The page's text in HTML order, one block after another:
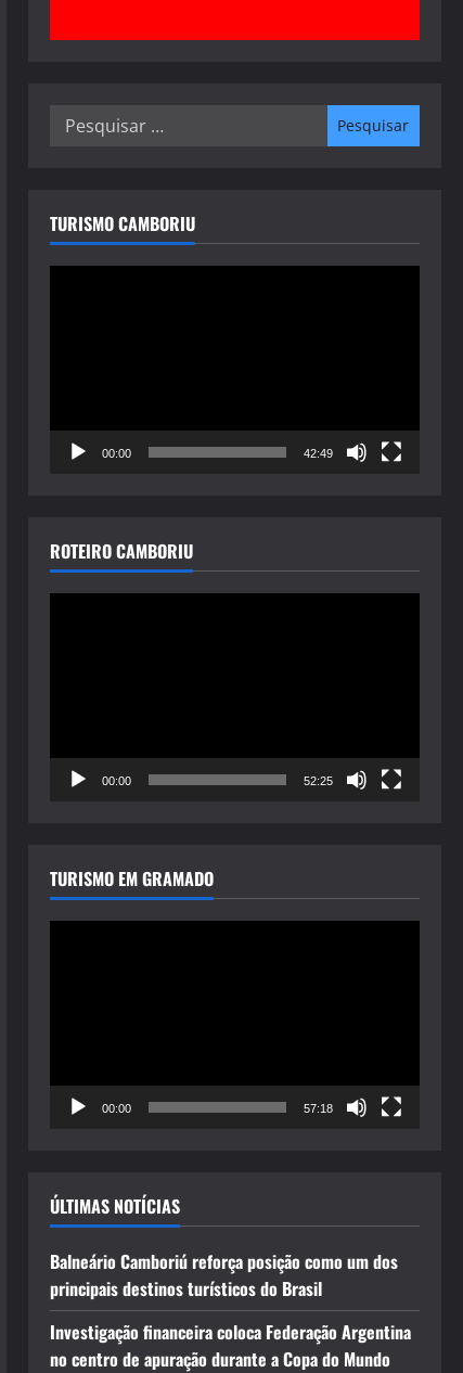
Pesquisar
TURISMO CAMBORIU
00:00 42:49
ROTEIRO CAMBORIU
00:00 52:25
TURISMO EM GRAMADO
00:00 57:18
ÚLTIMAS NOTÍCIAS
Balneário Camboriú reforça posição como um dos
principais destinos turísticos do Brasil
Investigação financeira coloca Federação Argentina
no centro de apuração durante a Copa do Mundo